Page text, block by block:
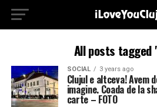
All posts tagged
SOCIAL 3 years ago
Clujul e altceva! Avem
imagine. Coada de la
carte – FOTO